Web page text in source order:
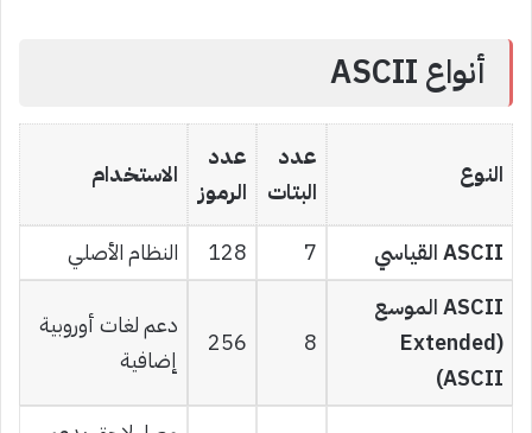
أنواع ASCII
النوع
عدد
البتات
عدد
الرموز
الاستخدام
ASCII القياسي 7
128
النظام الأصلي
ASCII الموسع
(Extended
ASCII)
8
256
دعم لغات أوروبية
إضافية